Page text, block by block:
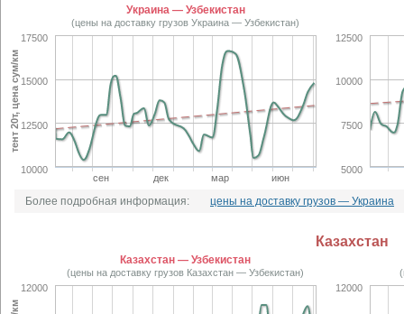
Украина — Узбекистан
(цены на доставку грузов Украина — Узбекистан)
сен дек мар июн
10000
12500
15000
17500
тент 20т, цена сум/км
5000
7500
10000
12500
Более подробная информация: цены на доставку грузов — Украина
Казахстан
Казахстан — Узбекистан
(цены на доставку грузов Казахстан — Узбекистан)
12000 12000